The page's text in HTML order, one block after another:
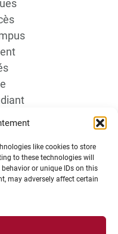
like cookies to store
to these technologies will
or unique IDs on this
may adversely affect certain